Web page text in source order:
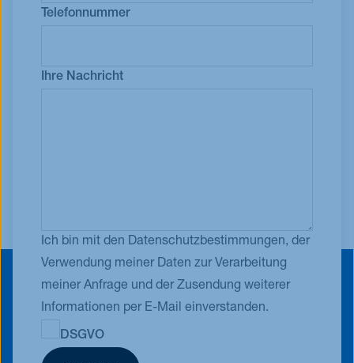
Telefonnummer
Ihre Nachricht
Ich bin mit den Datenschutzbestimmungen, der
Verwendung meiner Daten zur Verarbeitung
meiner Anfrage und der Zusendung weiterer
Informationen per E-Mail einverstanden.
DSGVO